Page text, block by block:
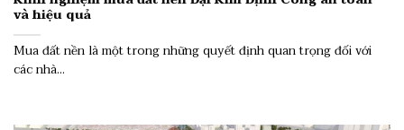
và hiệu quả
Mua đất nền là một trong những quyết định quan trọng đối với
các nhà...